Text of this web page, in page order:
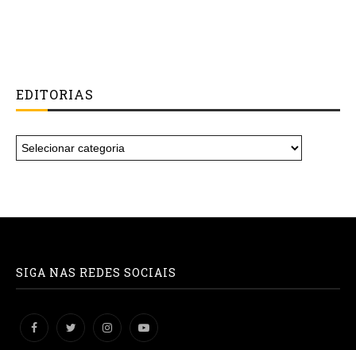
EDITORIAS
SIGA NAS REDES SOCIAIS